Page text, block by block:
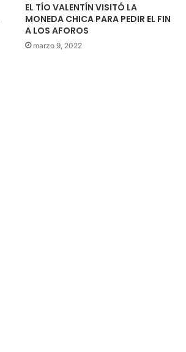
EL TÍO VALENTÍN VISITÓ LA
MONEDA CHICA PARA PEDIR EL FIN
A LOS AFOROS
marzo 9, 2022